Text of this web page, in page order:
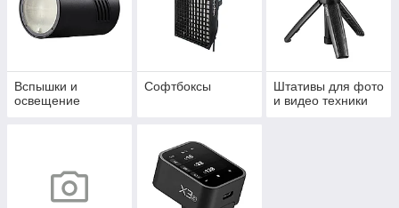
Вспышки и
освещение
Софтбоксы
Штативы для фото
и видео техники